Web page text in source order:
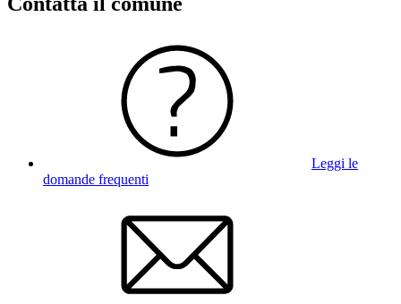
Leggi le
domande frequenti